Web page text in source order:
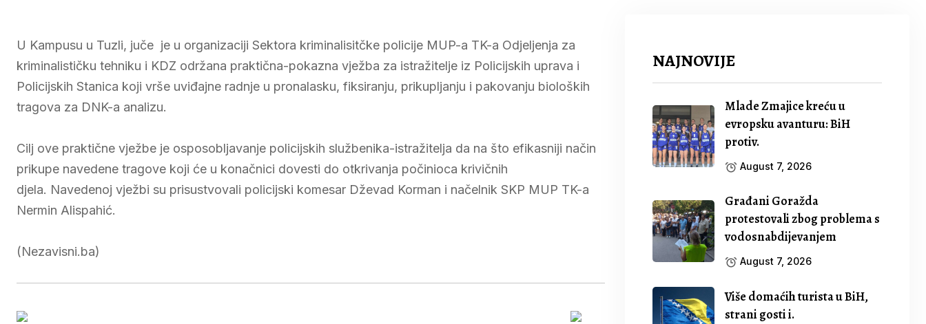
U Kampusu u Tuzli, juče je u organizaciji Sektora kriminalisitčke policije MUP-a TK-a Odjeljenja za
kriminalističku tehniku i KDZ održana praktična-pokazna vježba za istražitelje iz Policijskih uprava i
Policijskih Stanica koji vrše uviđajne radnje u pronalasku, fiksiranju, prikupljanju i pakovanju bioloških
tragova za DNK-a analizu.
Cilj ove praktične vježbe je osposobljavanje policijskih službenika-istražitelja da na što efikasniji način
prikupe navedene tragove koji će u konačnici dovesti do otkrivanja počinioca krivičnih
djela. Navedenoj vježbi su prisustvovali policijski komesar Dževad Korman i načelnik SKP MUP TK-a
Nermin Alispahić.
(Nezavisni.ba)
NAJNOVIJE
Mlade Zmajice kreću u
evropsku avanturu: BiH
protiv.
August 7, 2026
Građani Goražda
protestovali zbog problema s
vodosnabdijevanjem
August 7, 2026
Više domaćih turista u BiH,
strani gosti i.